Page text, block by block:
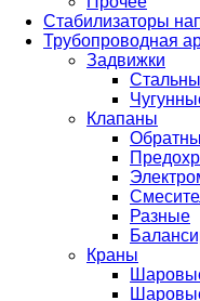
Стабилизаторы
Трубопроводная
Задвижки
Клапаны
Разные
Краны